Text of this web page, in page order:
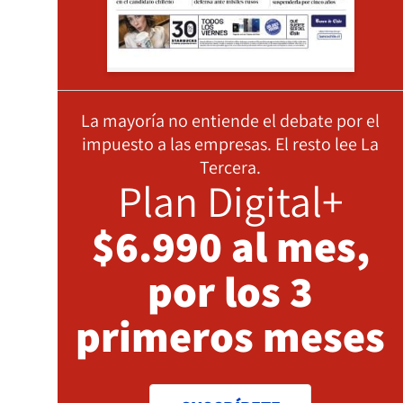
La mayoría no entiende el debate por el
impuesto a las empresas. El resto lee La
Tercera.
Plan Digital+
$6.990 al mes,
por los 3
primeros meses